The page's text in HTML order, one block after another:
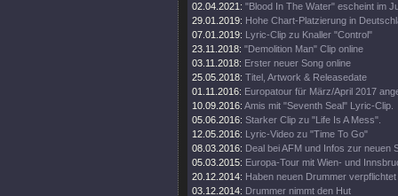
02.04.2021: "Blood In The Water" escheint im
29.01.2019: Hohe Chart-Platzierung in
07.01.2019: Lyric-Clip zu Knaller "Control"
23.11.2018: "Demolition Man" Clip online
03.11.2018: Erster neuer Song online
25.05.2018: Titel, Artwork & Releasedate
01.11.2016: Europatour für März/April 2017
10.09.2016: Amis mit "Seventh Seal" Lyric-Clip.
05.06.2016: Starker Clip zu "Life Is A Mess".
12.05.2016: Lyric-Video zu "Time To Go"
08.03.2016: Deal bei AFM und Infos zur neuen
05.03.2015: Europa-Tour mit Wien- und
20.12.2014: Haben neuen Drummer verpflichtet
03.12.2014: Drummer nimmt den Hut